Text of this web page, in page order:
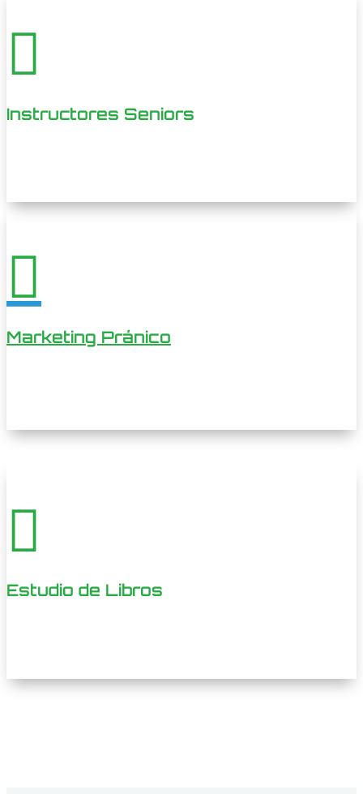

Instructores Seniors

Marketing Pránico

Estudio de Libros